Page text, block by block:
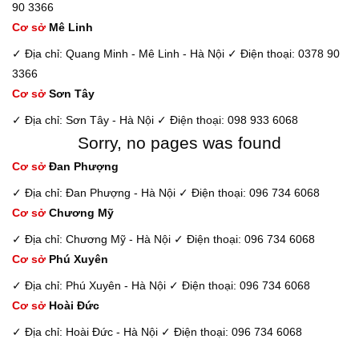
90 3366
Cơ sở Mê Linh
✓ Địa chỉ: Quang Minh - Mê Linh - Hà Nội ✓ Điện thoại: 0378 90
3366
Cơ sở Sơn Tây
✓ Địa chỉ: Sơn Tây - Hà Nội ✓ Điện thoại: 098 933 6068
Sorry, no pages was found
Cơ sở Đan Phượng
✓ Địa chỉ: Đan Phượng - Hà Nội ✓ Điện thoại: 096 734 6068
Cơ sở Chương Mỹ
✓ Địa chỉ: Chương Mỹ - Hà Nội ✓ Điện thoại: 096 734 6068
Cơ sở Phú Xuyên
✓ Địa chỉ: Phú Xuyên - Hà Nội ✓ Điện thoại: 096 734 6068
Cơ sở Hoài Đức
✓ Địa chỉ: Hoài Đức - Hà Nội ✓ Điện thoại: 096 734 6068